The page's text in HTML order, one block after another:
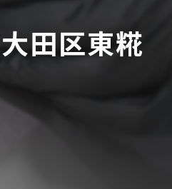
BMW
田区東糀